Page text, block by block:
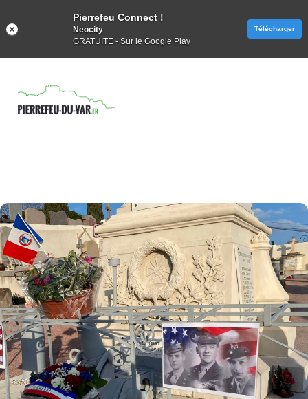
Pierrefeu Connect !
Neocity
GRATUITE - Sur le Google Play
Télécharger